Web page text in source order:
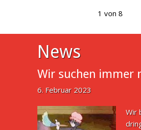
1 von 8
News
Wir suchen immer
6. Februar 2023
Wir